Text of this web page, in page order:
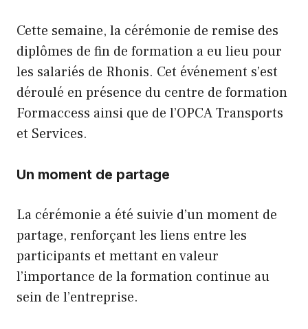
Cette semaine, la cérémonie de remise des
diplômes de fin de formation a eu lieu pour
les salariés de Rhonis. Cet événement s’est
déroulé en présence du centre de formation
Formaccess ainsi que de l’OPCA Transports
et Services.
Un moment de partage
La cérémonie a été suivie d’un moment de
partage, renforçant les liens entre les
participants et mettant en valeur
l’importance de la formation continue au
sein de l’entreprise.